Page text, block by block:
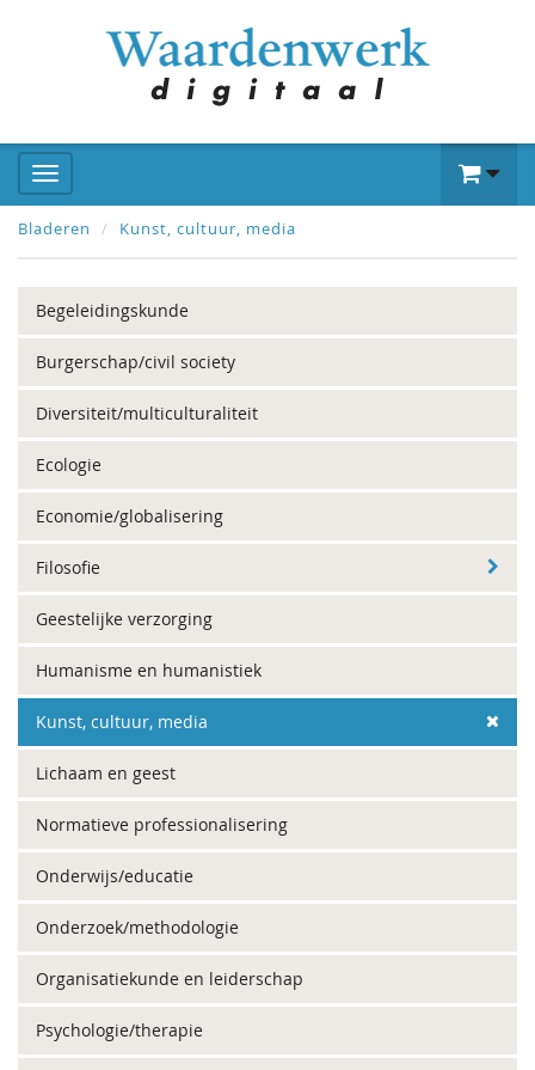
Bladeren Kunst, cultuur, media
Begeleidingskunde
Burgerschap/civil society
Diversiteit/multiculturaliteit
Ecologie
Economie/globalisering
Filosofie
Geestelijke verzorging
Humanisme en humanistiek
Kunst, cultuur, media
Lichaam en geest
Normatieve professionalisering
Onderwijs/educatie
Onderzoek/methodologie
Organisatiekunde en leiderschap
Psychologie/therapie